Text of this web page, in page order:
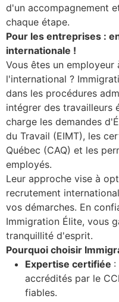
d'un accompagnement
chaque étape.
Pour les entreprises :
internationale !
Vous êtes un
l'international ?
dans les procédures
intégrer des travailleurs
charge les demandes
du Travail (EIMT), les
Québec (CAQ) et les
employés.
Leur approche vise à
recrutement
vos démarches. En
Immigration Élite, vous
tranquillité d'esprit.
Pourquoi choisir
Expertise certifiée :
accrédités par le
fiables.